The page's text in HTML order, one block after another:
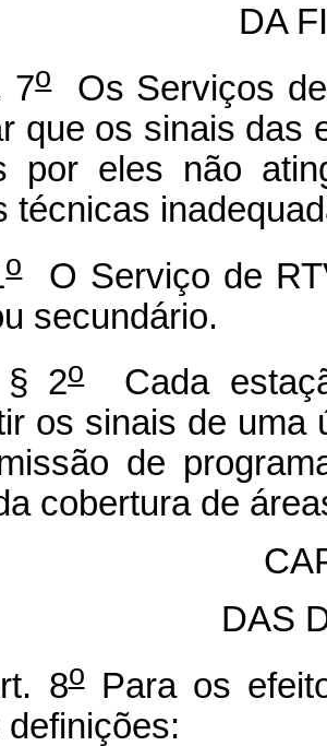
DA
oOs Serviços de
que os sinais das
por eles não
técnicas
oO Serviço de
secundário.
oCada
os sinais de uma
de
cobertura de
DAS
8oPara os